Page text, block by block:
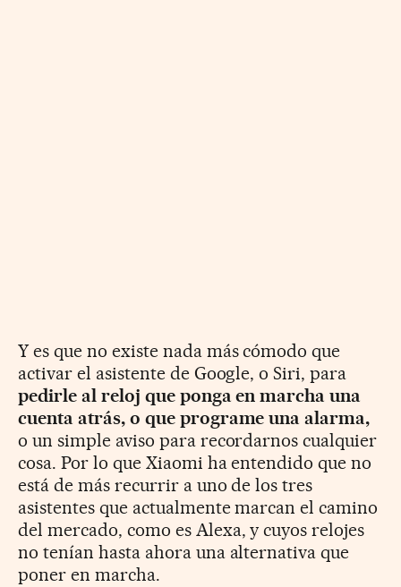
Y es que no existe nada más cómodo que
activar el asistente de Google, o Siri, para
pedirle al reloj que ponga en marcha una
cuenta atrás, o que programe una alarma,
o un simple aviso para recordarnos cualquier
cosa. Por lo que Xiaomi ha entendido que no
está de más recurrir a uno de los tres
asistentes que actualmente marcan el camino
del mercado, como es Alexa, y cuyos relojes
no tenían hasta ahora una alternativa que
poner en marcha.